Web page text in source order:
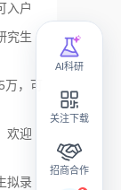
入户
究生
，可
欢迎
拟录
AI科研
关注下载
招商合作